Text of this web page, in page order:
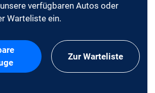
verfügbaren Autos oder
Warteliste ein.
Zur Warteliste